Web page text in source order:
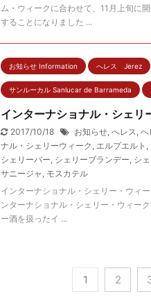
ム・ウィークに合わせて、11月上旬に
することになりました ...
お知らせ Information へレス Jerez
サンルーカル Sanlucar de Barrameda
インターナショナル・シェリ
2017/10/18 お知らせ, へレス, へ
ナル・シェリーウィーク , エルプエルト ,
シェリーバー, シェリーブランデー, シ
サニージャ , モスカテル
インターナショナル・シェリー・ウィ
ンターナショナル・シェリー・ウィー
ー酒を扱ったイ ...
1 2